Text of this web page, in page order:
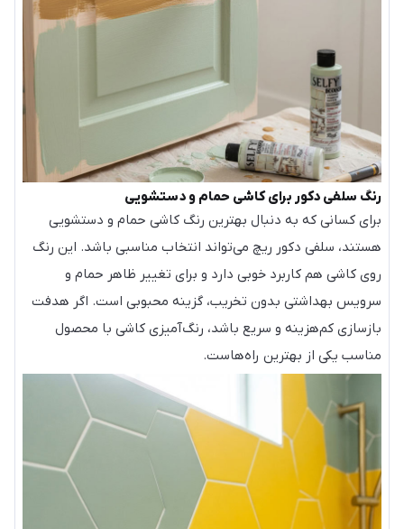
رنگ سلفی دکور برای کاشی حمام و دستشویی
برای کسانی که به دنبال بهترین رنگ کاشی حمام و دستشویی
هستند، سلفی دکور ریچ می‌تواند انتخاب مناسبی باشد. این رنگ
روی کاشی هم کاربرد خوبی دارد و برای تغییر ظاهر حمام و
سرویس بهداشتی بدون تخریب، گزینه محبوبی است. اگر هدفت
بازسازی کم‌هزینه و سریع باشد، رنگ‌آمیزی کاشی با محصول
مناسب یکی از بهترین راه‌هاست.